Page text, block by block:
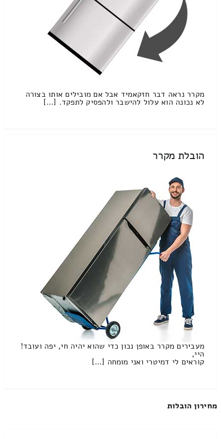
מקרר נראה דבר חזקאמיד אבל אם מובילים אותו בצורה
לא נכונה הוא עלול להישבר ולהפסיק לתפקד. […]
הובלת מקרר
מעבירים מקרר באופן נכון כדי שהוא יהיה חי, יפה ועובד!
היי,
קוראים לי דמיטרי ואני מומחה […]
מחירון הובלות